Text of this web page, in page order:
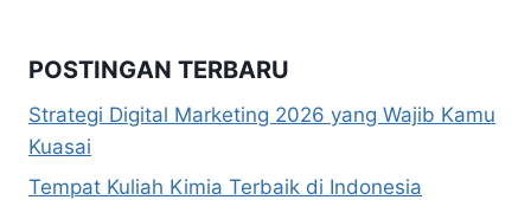
POSTINGAN TERBARU
Strategi Digital Marketing 2026 yang Wajib Kamu
Kuasai
Tempat Kuliah Kimia Terbaik di Indonesia